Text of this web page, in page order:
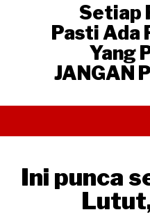
Setiap
Pasti Ada
Yang
JANGAN
Ini punca